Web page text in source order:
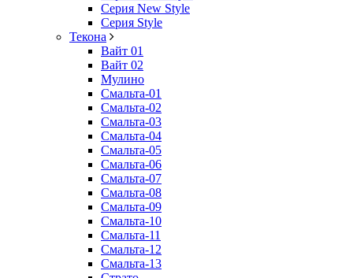
Серия New Style
Серия Style
Текона
Вайт 01
Вайт 02
Мулино
Смальта-01
Смальта-02
Смальта-03
Смальта-04
Смальта-05
Смальта-06
Смальта-07
Смальта-08
Смальта-09
Смальта-10
Смальта-11
Смальта-12
Смальта-13